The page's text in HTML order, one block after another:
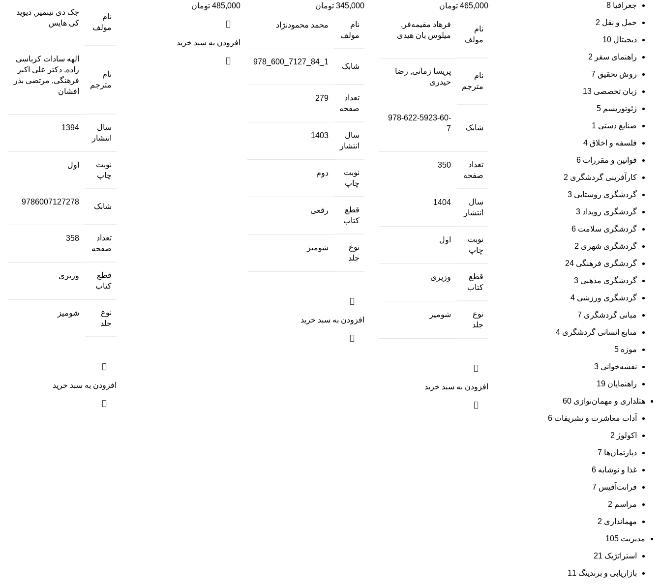
جغرافیا 8
حمل و نقل 2
دیجیتال 10
راهنمای سفر 2
روش تحقیق 7
زبان تخصصی 13
ژئوتوریسم 5
صنایع دستی 1
فلسفه و اخلاق 4
قوانین و مقررات 6
کارآفرینی گردشگری 2
گردشگری روستایی 3
گردشگری رویداد 3
گردشگری سلامت 6
گردشگری شهری 2
گردشگری فرهنگی 24
گردشگری مذهبی 3
گردشگری ورزشی 4
مبانی گردشگری 7
منابع انسانی گردشگری 4
موزه 5
نقشه‌خوانی 3
راهنمایان 19
هتلداری و مهمان‌نوازی 60
آداب معاشرت و تشریفات 6
اکولوژ 2
دپارتمان‌ها 7
غذا و نوشابه 6
فرانت‌آفیس 7
مراسم 2
مهمانداری 2
مدیریت 105
استراتژیک 21
بازاریابی و برندینگ 11
465,000 تومان
نام
مولف
فرهاد مقیمه‌فر,
میلوس بان هیدی
نام
مترجم
پریسا زمانی, رضا
حیدری
شابک
978-622-5923-60-
7
تعداد
صفحه
350
سال
انتشار
1404
نوبت
چاپ
اول
قطع
کتاب
وزیری
نوع
جلد
شومیز
افزودن به سبد خرید
345,000 تومان
نام
مولف
محمد محمودنژاد
شابک
1_84_7127_600_978
تعداد
صفحه
279
سال
انتشار
1403
نوبت
چاپ
دوم
قطع
کتاب
رقعی
نوع
جلد
شومیز
افزودن به سبد خرید
485,000 تومان
افزودن به سبد خرید
نام
مولف
جک دی نینمیر, دیوید
کی هایس
نام
مترجم
الهه سادات کرباسی
زاده, دکتر علی اکبر
فرهنگی, مرتضی بذر
افشان
سال
انتشار
1394
نوبت
چاپ
اول
شابک
9786007127278
تعداد
صفحه
358
قطع
کتاب
وزیری
نوع
جلد
شومیز
افزودن به سبد خرید